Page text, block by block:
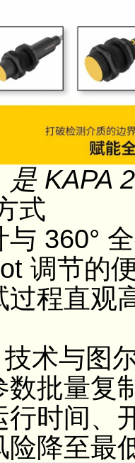
KAPA
式
360° 全
调节的
程直观
与图尔
批量复
时间、
险降至最